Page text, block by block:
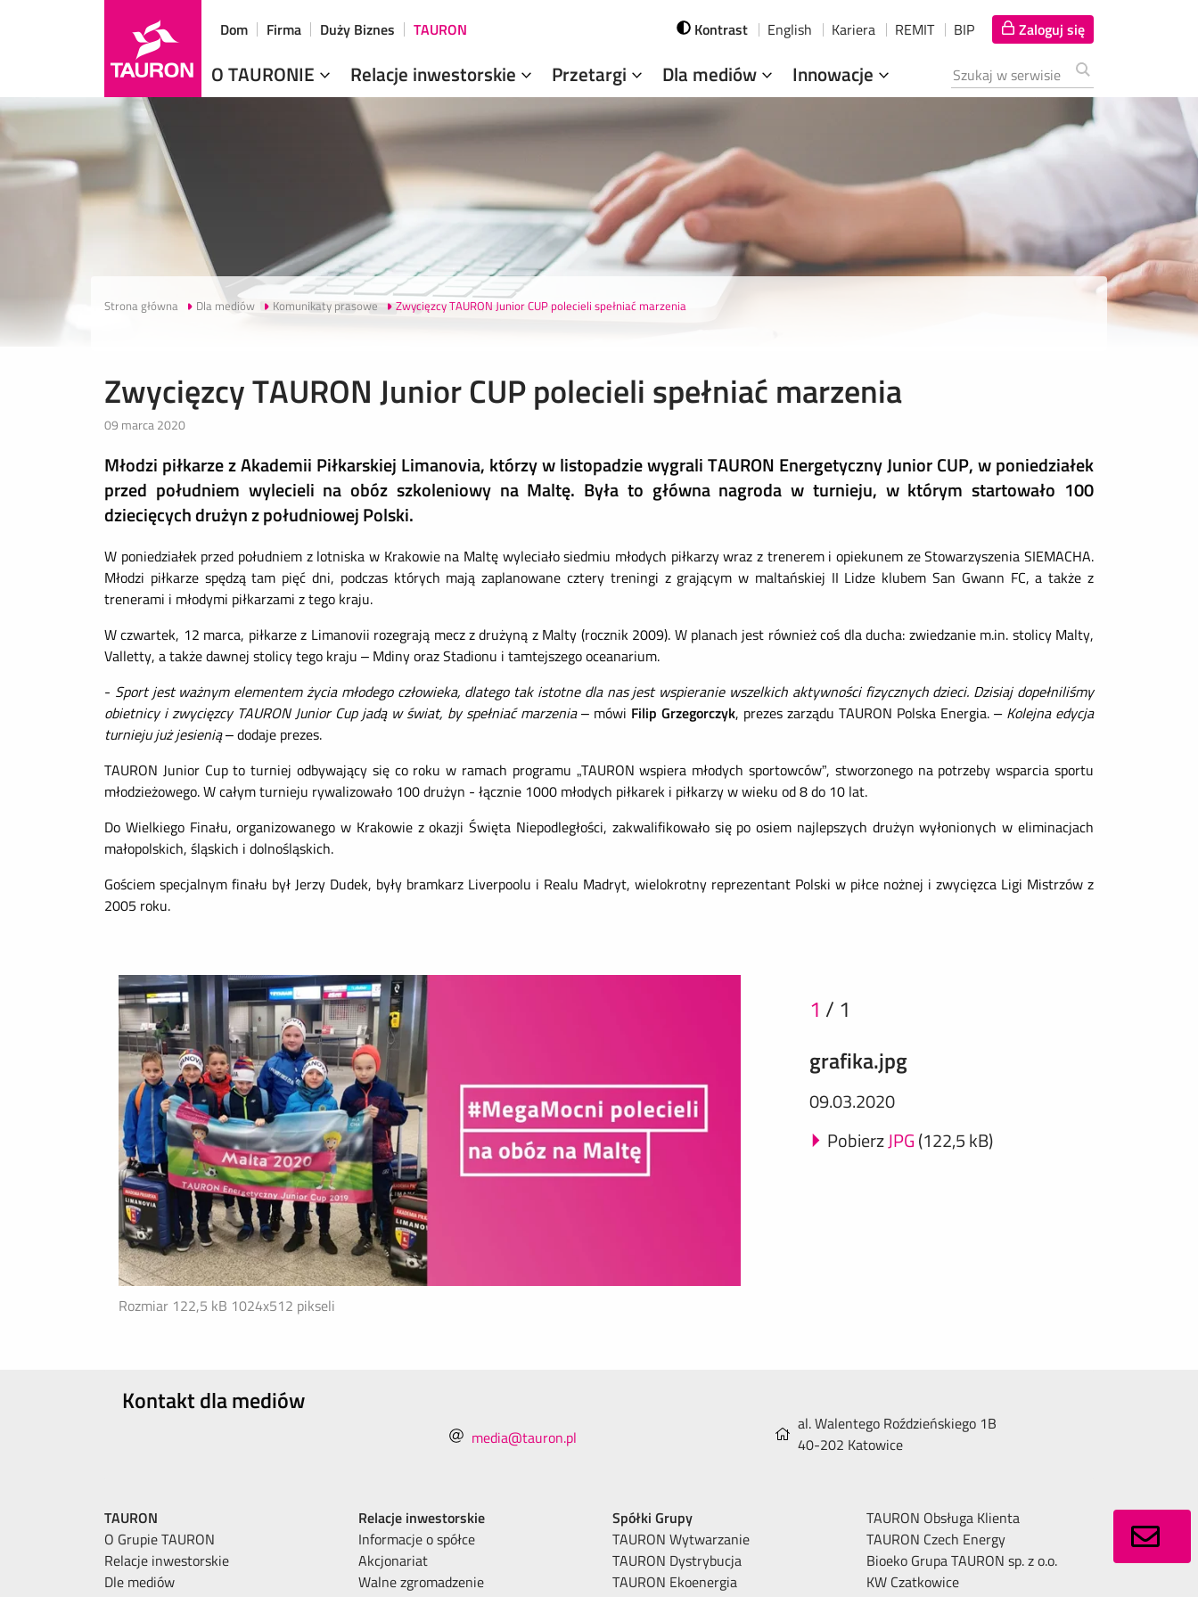
Dom Firma Duży Biznes
TAURON
Szukana fraza
Zaloguj się
O TAURONIE Relacje inwestorskie Przetargi Dla mediów Innowacje
Kontrast English Kariera REMIT BIP
Strona główna Dla mediów Komunikaty prasowe Zwycięzcy TAURON Junior CUP polecieli spełniać marzenia
Zwycięzcy TAURON Junior CUP polecieli spełniać marzenia
09 marca 2020
Młodzi piłkarze z Akademii Piłkarskiej Limanovia, którzy w listopadzie wygrali TAURON Energetyczny Junior CUP, w poniedziałek
przed południem wylecieli na obóz szkoleniowy na Maltę. Była to główna nagroda w turnieju, w którym startowało 100
dziecięcych drużyn z południowej Polski.
W poniedziałek przed południem z lotniska w Krakowie na Maltę wyleciało siedmiu młodych piłkarzy wraz z trenerem i opiekunem ze Stowarzyszenia SIEMACHA.
Młodzi piłkarze spędzą tam pięć dni, podczas których mają zaplanowane cztery treningi z grającym w maltańskiej II Lidze klubem San Gwann FC, a także z
trenerami i młodymi piłkarzami z tego kraju.
W czwartek, 12 marca, piłkarze z Limanovii rozegrają mecz z drużyną z Malty (rocznik 2009). W planach jest również coś dla ducha: zwiedzanie m.in. stolicy Malty,
Valletty, a także dawnej stolicy tego kraju – Mdiny oraz Stadionu i tamtejszego oceanarium.
- Sport jest ważnym elementem życia młodego człowieka, dlatego tak istotne dla nas jest wspieranie wszelkich aktywności fizycznych dzieci. Dzisiaj dopełniliśmy
obietnicy i zwycięzcy TAURON Junior Cup jadą w świat, by spełniać marzenia– mówi Filip Grzegorczyk, prezes zarządu TAURON Polska Energia. – Kolejna edycja
turnieju już jesienią– dodaje prezes.
TAURON Junior Cup to turniej odbywający się co roku w ramach programu „TAURON wspiera młodych sportowców”, stworzonego na potrzeby wsparcia sportu
młodzieżowego. W całym turnieju rywalizowało 100 drużyn - łącznie 1000 młodych piłkarek i piłkarzy w wieku od 8 do 10 lat.
Do Wielkiego Finału, organizowanego w Krakowie z okazji Święta Niepodległości, zakwalifikowało się po osiem najlepszych drużyn wyłonionych w eliminacjach
małopolskich, śląskich i dolnośląskich.
Gościem specjalnym finału był Jerzy Dudek, były bramkarz Liverpoolu i Realu Madryt, wielokrotny reprezentant Polski w piłce nożnej i zwycięzca Ligi Mistrzów z
2005 roku.
Rozmiar 122,5 kB 1024x512 pikseli
1 / 1
grafika.jpg
09.03.2020
PobierzJPG(122,5 kB)
Kontakt dla mediów
media@tauron.pl
al. Walentego Roździeńskiego 1B
40-202 Katowice
TAURON
O Grupie TAURON
Relacje inwestorskie
Dle mediów
Relacje inwestorskie
Informacje o spółce
Akcjonariat
Walne zgromadzenie
Spółki Grupy
TAURON Wytwarzanie
TAURON Dystrybucja
TAURON Ekoenergia
TAURON Obsługa Klienta
TAURON Czech Energy
Bioeko Grupa TAURON sp. z o.o.
KW Czatkowice